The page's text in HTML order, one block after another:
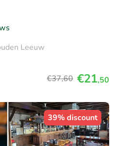
Leeuw
€37,60 €21,50
39% discount